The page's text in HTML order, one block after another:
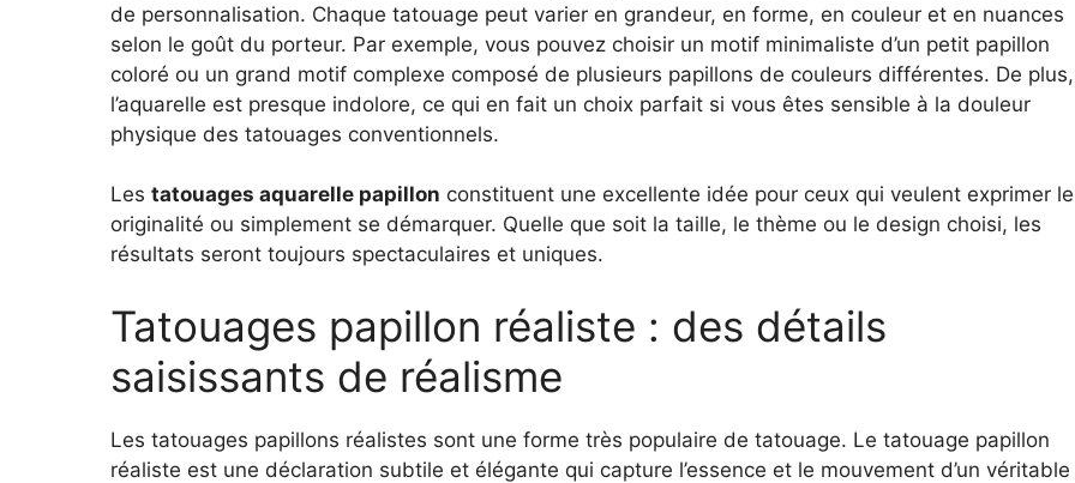
de personnalisation. Chaque tatouage peut varier en grandeur, en forme, en couleur et en nuances
selon le goût du porteur. Par exemple, vous pouvez choisir un motif minimaliste d’un petit papillon
coloré ou un grand motif complexe composé de plusieurs papillons de couleurs différentes. De plus,
l’aquarelle est presque indolore, ce qui en fait un choix parfait si vous êtes sensible à la douleur
physique des tatouages conventionnels.
Les tatouages aquarelle papillon constituent une excellente idée pour ceux qui veulent exprimer
originalité ou simplement se démarquer. Quelle que soit la taille, le thème ou le design choisi, les
résultats seront toujours spectaculaires et uniques.
Tatouages papillon réaliste : des détails
saisissants de réalisme
Les tatouages papillons réalistes sont une forme très populaire de tatouage. Le tatouage papillon
réaliste est une déclaration subtile et élégante qui capture l’essence et le mouvement d’un véritable